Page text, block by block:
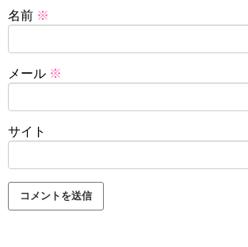
名前 ※
メール ※
サイト